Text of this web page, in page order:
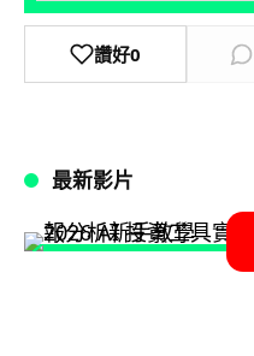
讚好0
最新影片